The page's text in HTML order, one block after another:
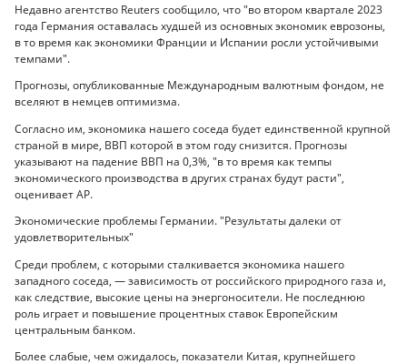
Недавно агентство Reuters сообщило, что "во втором квартале 2023
года Германия оставалась худшей из основных экономик еврозоны,
в то время как экономики Франции и Испании росли устойчивыми
темпами".
Прогнозы, опубликованные Международным валютным фондом, не
вселяют в немцев оптимизма.
Согласно им, экономика нашего соседа будет единственной крупной
страной в мире, ВВП которой в этом году снизится. Прогнозы
указывают на падение ВВП на 0,3%, "в то время как темпы
экономического производства в других странах будут расти",
оценивает АР.
Экономические проблемы Германии. "Результаты далеки от
удовлетворительных"
Среди проблем, с которыми сталкивается экономика нашего
западного соседа, — зависимость от российского природного газа и,
как следствие, высокие цены на энергоносители. Не последнюю
роль играет и повышение процентных ставок Европейским
центральным банком.
Более слабые, чем ожидалось, показатели Китая, крупнейшего